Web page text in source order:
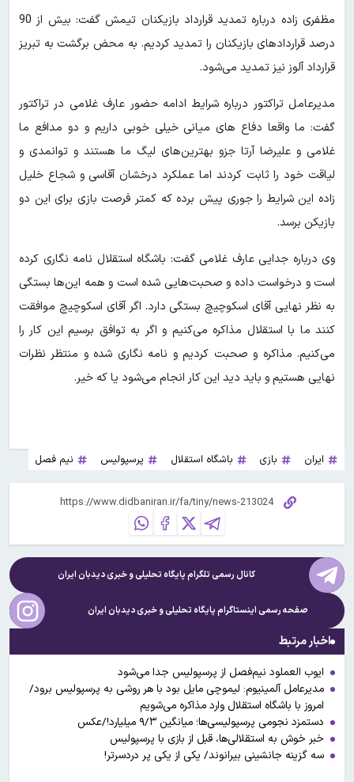
مظفری زاده درباره تمدید قرارداد بازیکنان تیمش گفت: بیش از 90
درصد قراردادهای بازیکنان را تمدید کردیم. به محض برگشت به تبریز
قرارداد آلوز نیز تمدید می‌شود.
مدیرعامل تراکتور درباره شرایط ادامه حضور عارف غلامی در تراکتور
گفت: ما واقعا دفاع های میانی خیلی خوبی داریم و دو مدافع ما
غلامی و علیرضا آرتا جزو بهترین‌های لیگ ما هستند و توانمدی و
لیاقت خود را ثابت کردند اما عملکرد درخشان آقاسی و شجاع خلیل
زاده این شرایط را جوری پیش برده که کمتر فرصت بازی برای این دو
بازیکن برسد.
وی درباره جدایی عارف غلامی گفت: باشگاه استقلال نامه نگاری کرده
است و درخواست داده و صحبت‌هایی شده است و همه این‌ها بستگی
به نظر نهایی آقای اسکوچیچ بستگی دارد. اگر آقای اسکوچیچ موافقت
کنند ما با استقلال مذاکره می‌کنیم و اگر به توافق برسیم این کار را
می‌کنیم. مذاکره و صحبت کردیم و نامه نگاری شده و منتظر نظرات
نهایی هستیم و باید دید این کار انجام می‌شود یا که خیر.
ایران بازی باشگاه استقلال پرسپولیس نیم فصل
کانال رسمی تلگرام پایگاه تحلیلی و خبریدیدبان ایران
صفحه رسمی اینستاگرام پایگاه تحلیلی و خبریدیدبان ایران
اخبار مرتبط
ایوب العملود نیم‌فصل از پرسپولیس جدا می‌شود
مدیرعامل آلمینیوم: لیموچی مایل بود با هر روشی به پرسپولیس برود/
امروز با باشگاه استقلال وارد مذاکره می‌شویم
دستمزد نجومی پرسپولیسی‌ها؛ میانگین ۹/۳ میلیارد!/عکس
خبر خوش به استقلالی‌ها، قبل از بازی با پرسپولیس
سه گزینه جانشینی بیرانوند/ یکی از یکی پر دردسرتر!